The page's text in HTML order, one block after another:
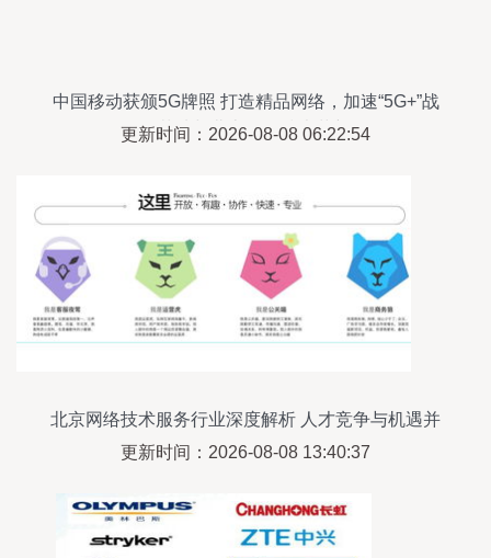
中国移动获颁5G牌照 打造精品网络，加速“5G+”战
略落地与北京网络技术革新
更新时间：2026-08-08 06:22:54
北京网络技术服务行业深度解析 人才竞争与机遇并
存
更新时间：2026-08-08 13:40:37